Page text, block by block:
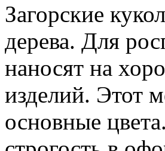
Загорские
дерева. Для
наносят на
изделий. Этот
основные